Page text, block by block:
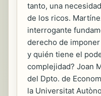
tanto, una
de los ricos.
interrogante
derecho de
y quién tiene el
complejidad? Joan
del Dpto. de
la Universitat